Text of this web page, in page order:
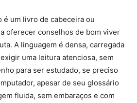
é um livro de cabeceira ou
oferecer conselhos de bom viver
A linguagem é densa, carregada
uma leitura atenciosa, sem
para ser estudado, se preciso
apesar de seu glossário
fluida, sem embaraços e com